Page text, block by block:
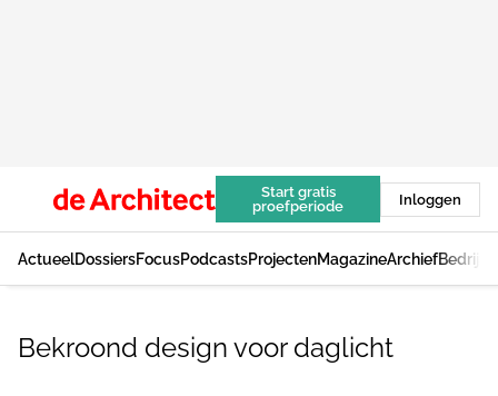
Start gratis
proefperiode
Inloggen
ActueelDossiersFocusPodcastsProjectenMagazineArchief
Bekroond design voor daglicht